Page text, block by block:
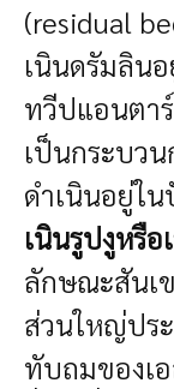
(residual
เนินดรัมลิน
ทวีปแอนตา
เป็นกระบว
ดำเนินอยู่ใ
เนินรูปงูหรือ
ลักษณะสันเ
ส่วนใหญ่ปร
ทับถมของเ